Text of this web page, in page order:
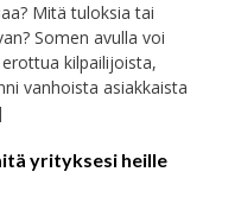
Mitä tuloksia tai
Somen avulla voi
kilpailijoista,
vanhoista asiakkaista
yrityksesi heille